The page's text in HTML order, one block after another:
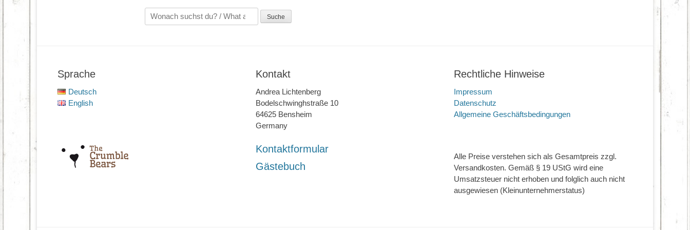
Suche
nach:
Sprache
Deutsch
English
Kontakt
Andrea Lichtenberg
Bodelschwinghstraße 10
64625 Bensheim
Germany
Kontaktformular
Gästebuch
Rechtliche Hinweise
Impressum
Datenschutz
Allgemeine Geschäftsbedingungen
Alle Preise verstehen sich als Gesamtpreis zzgl.
Versandkosten. Gemäß § 19 UStG wird eine
Umsatzsteuer nicht erhoben und folglich auch nicht
ausgewiesen (Kleinunternehmerstatus)